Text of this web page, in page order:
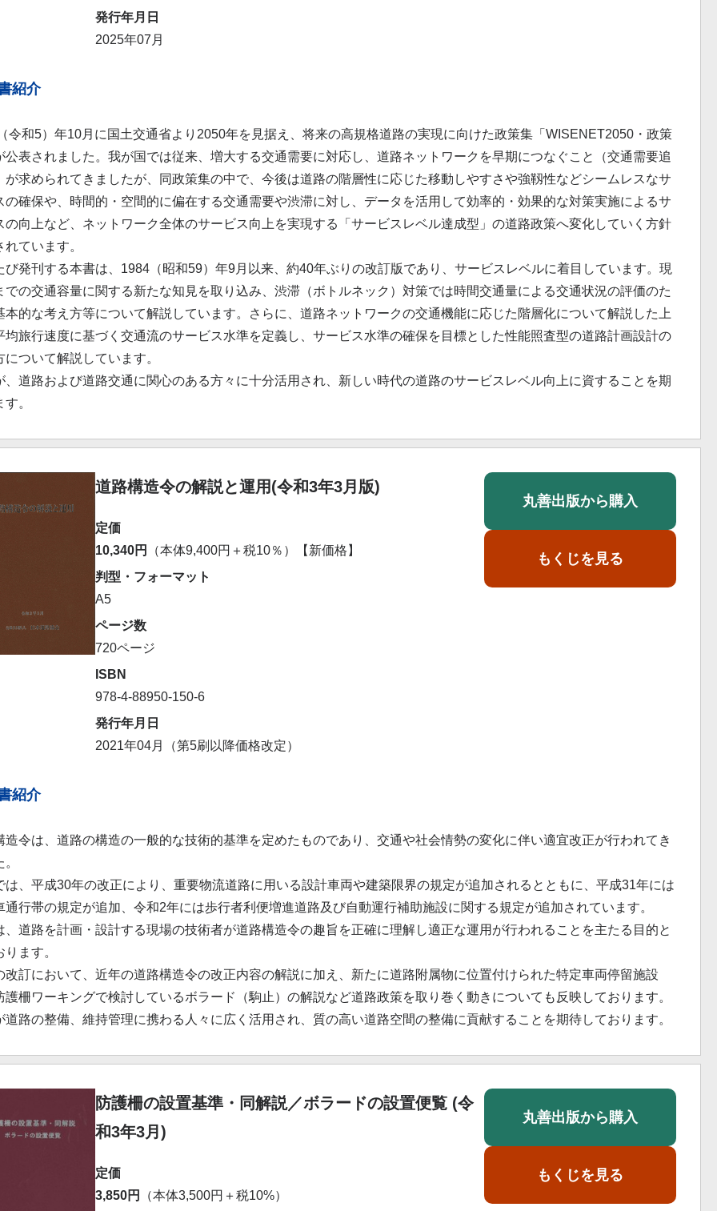
発行年月日
2025年07月
紹介
令和5）年10月に国土交通省より2050年を見据え、将来の高規格道路の実現に向けた政策集「WISENET2050・政策
公表されました。我が国では従来、増大する交通需要に対応し、道路ネットワークを早期につなぐこと（交通需要追
が求められてきましたが、同政策集の中で、今後は道路の階層性に応じた移動しやすさや強靱性などシームレスなサ
の確保や、時間的・空間的に偏在する交通需要や渋滞に対し、データを活用して効率的・効果的な対策実施によるサ
の向上など、ネットワーク全体のサービス向上を実現する「サービスレベル達成型」の道路政策へ変化していく方針
れています。
び発刊する本書は、1984（昭和59）年9月以来、約40年ぶりの改訂版であり、サービスレベルに着目しています。現
での交通容量に関する新たな知見を取り込み、渋滞（ボトルネック）対策では時間交通量による交通状況の評価のた
本的な考え方等について解説しています。さらに、道路ネットワークの交通機能に応じた階層化について解説した上
均旅行速度に基づく交通流のサービス水準を定義し、サービス水準の確保を目標とした性能照査型の道路計画設計の
について解説しています。
、道路および道路交通に関心のある方々に十分活用され、新しい時代の道路のサービスレベル向上に資することを期
。
道路構造令の解説と運用(令和3年3月版)
定価
10,340円
（本体9,400円＋税10％）【新価格】
判型・フォーマット
A5
ページ数
720ページ
ISBN
978-4-88950-150-6
発行年月日
2021年04月（第5刷以降価格改定）
丸善出版から購入
もくじを見る
紹介
造令は、道路の構造の一般的な技術的基準を定めたものであり、交通や社会情勢の変化に伴い適宜改正が行われてき
は、平成30年の改正により、重要物流道路に用いる設計車両や建築限界の規定が追加されるとともに、平成31年には
通行帯の規定が追加、令和2年には歩行者利便増進道路及び自動運行補助施設に関する規定が追加されています。
、道路を計画・設計する現場の技術者が道路構造令の趣旨を正確に理解し適正な運用が行われることを主たる目的と
ます。
改訂において、近年の道路構造令の改正内容の解説に加え、新たに道路附属物に位置付けられた特定車両停留施設
護柵ワーキングで検討しているボラード（駒止）の解説など道路政策を取り巻く動きについても反映しております。
道路の整備、維持管理に携わる人々に広く活用され、質の高い道路空間の整備に貢献することを期待しております。
防護柵の設置基準・同解説／ボラードの設置便覧 (令
和3年3月)
定価
3,850円
（本体3,500円＋税10%）
丸善出版から購入
もくじを見る